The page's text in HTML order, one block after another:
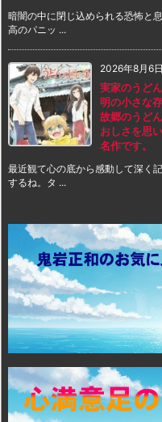
暗闇の中に閉じ込められる恐怖と
高のパニッ ...
2026年8月6日
実家のうど
明の小さな
故郷のうど
おしさを思
名作です。
最近観て心の底から感動して深く
するね。タ ...